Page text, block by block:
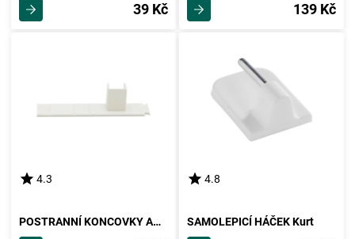
39 Kč 139 Kč
4.3
POSTRANNÍ KONCOVKY Amelie
4.8
SAMOLEPICÍ HÁČEK Kurt